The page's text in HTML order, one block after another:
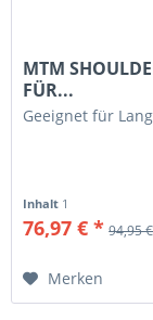
MTM
FÜR...
Geeignet für
Inhalt 1
76,97 € * 94,95
Merken